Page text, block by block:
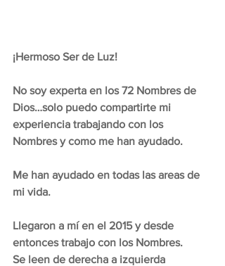
¡Hermoso Ser de Luz!
No soy experta en los 72 Nombres de
Dios…solo puedo compartirte mi
experiencia trabajando con los
Nombres y como me han ayudado.
Me han ayudado en todas las areas de
mi vida.
Llegaron a mí en el 2015 y desde
entonces trabajo con los Nombres.
Se leen de derecha a izquierda